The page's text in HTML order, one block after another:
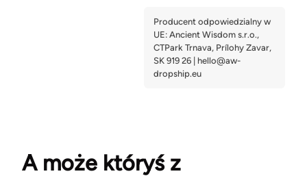
A może któryś z